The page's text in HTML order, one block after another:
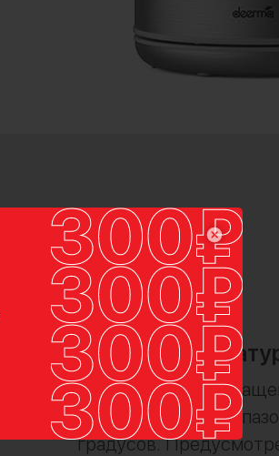
Выбор
Электрочайник
температуры в
градусов.